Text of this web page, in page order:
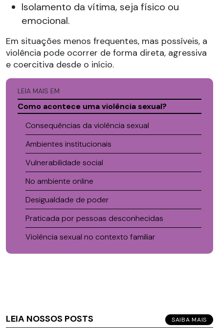
Isolamento da vítima, seja físico ou
emocional.
Em situações menos frequentes, mas possíveis, a
violência pode ocorrer de forma direta, agressiva
e coercitiva desde o início.
LEIA MAIS EM
Como acontece uma violência sexual?
Consequências da violência sexual
Ambientes institucionais
Vulnerabilidade social
No ambiente online
Desigualdade de poder
Praticada por pessoas desconhecidas
Violência sexual no contexto familiar
LEIA NOSSOS POSTS SAIBA MAIS